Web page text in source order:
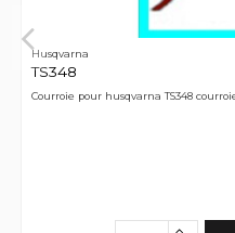
Husqvarna
TS348
Courroie pour husqvarna TS348